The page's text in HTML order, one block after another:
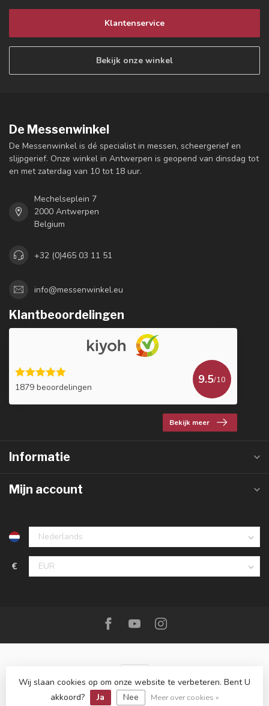
Klantenservice
Bekijk onze winkel
De Messenwinkel
De Messenwinkel is dé specialist in messen, scheergerief en
slijpgerief. Onze winkel in Antwerpen is geopend van dinsdag tot
en met zaterdag van 10 tot 18 uur.
Mechelseplein 7
2000 Antwerpen
Belgium
+32 (0)465 03 11 51
info@messenwinkel.eu
Klantbeoordelingen
1879 beoordelingen
9.5/10
Bekijk meer
Informatie
Mijn account
€
© Copyright 2026 De Messenwinkel
Wij slaan cookies op om onze website te verbeteren. Bent U
akkoord?
Ja Nee Meer over cookies »